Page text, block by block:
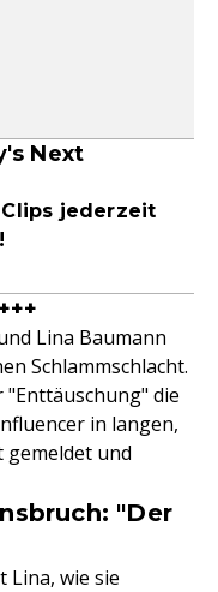
Next
jederzeit
Lina Baumann
Schlammschlacht.
die
in langen,
und
"Der
wie sie